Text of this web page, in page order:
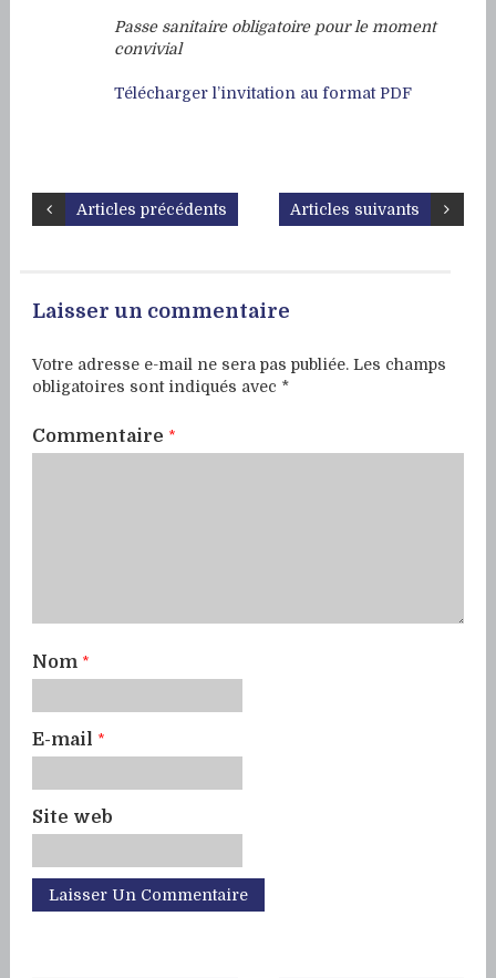
Passe sanitaire obligatoire pour le moment
convivial
Télécharger l’invitation au format PDF
Articles suivants
Articles précédents
Laisser un commentaire
Votre adresse e-mail ne sera pas publiée. Les champs
obligatoires sont indiqués avec *
Commentaire *
Nom *
E-mail *
Site web